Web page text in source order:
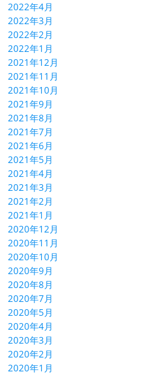
2022年4月
2022年3月
2022年2月
2022年1月
2021年12月
2021年11月
2021年10月
2021年9月
2021年8月
2021年7月
2021年6月
2021年5月
2021年4月
2021年3月
2021年2月
2021年1月
2020年12月
2020年11月
2020年10月
2020年9月
2020年8月
2020年7月
2020年5月
2020年4月
2020年3月
2020年2月
2020年1月